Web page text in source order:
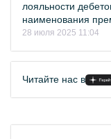
лояльности
наименования
28 июля 2025 11:04
Читайте нас в